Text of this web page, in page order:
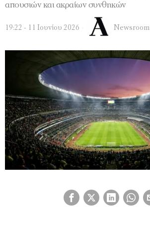
απουσιών και ακραίων συνθηκών
19:22 - 11 Ιουνίου 2026 Newsroom